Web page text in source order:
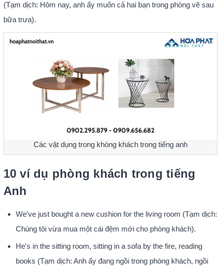
(Tạm dịch: Hôm nay, anh ấy muốn cả hai bạn trong phòng vẽ sau
bữa trưa).
Các vật dụng trong khòng khách trong tiếng anh
10 ví dụ phòng khách trong tiếng
Anh
We've just bought a new cushion for the living room (Tạm dịch:
Chúng tôi vừa mua một cái đệm mới cho phòng khách).
He's in the sitting room, sitting in a sofa by the fire, reading
books (Tạm dịch: Anh ấy đang ngồi trong phòng khách, ngồi